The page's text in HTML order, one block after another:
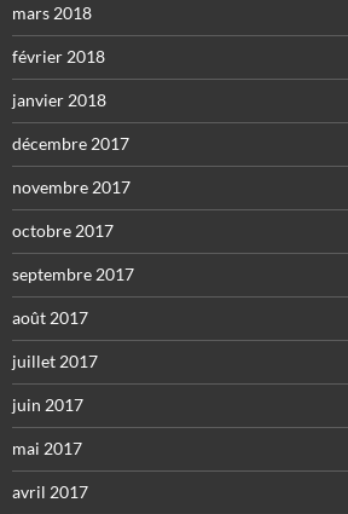
mars 2018
février 2018
janvier 2018
décembre 2017
novembre 2017
octobre 2017
septembre 2017
août 2017
juillet 2017
juin 2017
mai 2017
avril 2017